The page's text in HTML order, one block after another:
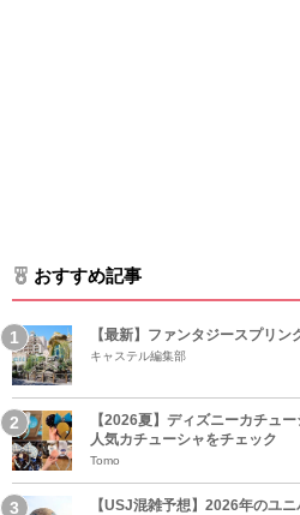
おすすめ記事
【最新】ファンタジースプリ
キャステル編集部
【2026夏】ディズニーカチュ
人気カチューシャをチェック
Tomo
【USJ混雑予想】2026年のユ